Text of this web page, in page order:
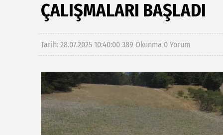
ÇALIŞMALARI BAŞLADI
Tarih: 28.07.2025 10:40:00 389 Okunma 0 Yorum